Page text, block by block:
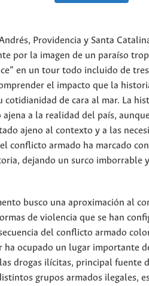
Providencia y Santa
por la imagen de un paraíso
en un tour todo incluido de
el impacto que la
cotidianidad de cara al mar. La
a la realidad del país,
ajeno al contexto y a las
conflicto armado ha marcado
dejando un surco imborrable
busco una aproximación al
de violencia que se han
del conflicto armado
ocupado un lugar importante
drogas ilícitas, principal fuente
grupos armados ilegales,